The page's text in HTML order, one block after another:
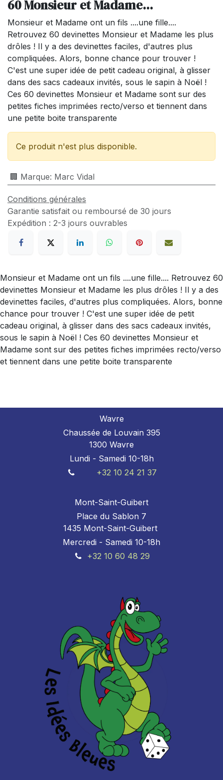
60 Monsieur et Madame...
Monsieur et Madame ont un fils ....une fille....
Retrouvez 60 devinettes Monsieur et Madame les plus
drôles ! Il y a des devinettes faciles, d'autres plus
compliquées. Alors, bonne chance pour trouver !
C'est une super idée de petit cadeau original, à glisser
dans des sacs cadeaux invités, sous le sapin à Noël !
Ces 60 devinettes Monsieur et Madame sont sur des
petites fiches imprimées recto/verso et tiennent dans
une petite boite transparente
Ce produit n'est plus disponible.
🏢 Marque: Marc Vidal
Conditions générales
Garantie satisfait ou remboursé de 30 jours
Expédition : 2-3 jours ouvrables
Monsieur et Madame ont un fils ....une fille.... Retrouvez 60
devinettes Monsieur et Madame les plus drôles ! Il y a des
devinettes faciles, d'autres plus compliquées. Alors, bonne
chance pour trouver ! C'est une super idée de petit
cadeau original, à glisser dans des sacs cadeaux invités,
sous le sapin à Noël ! Ces 60 devinettes Monsieur et
Madame sont sur des petites fiches imprimées recto/verso
et tiennent dans une petite boite transparente
Wavre
Chaussée de Louvain 395
1300 Wavre
Lundi - Samedi 10-18h
+32 10 24 21 37
Mont-Saint-Guibert
Place du Sablon 7
1435 Mont-Saint-Guibert
Mercredi - Samedi 10-18h
+32 10 60 48 29